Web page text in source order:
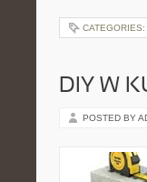
CATEGORIES:
DIY W
POSTED BY